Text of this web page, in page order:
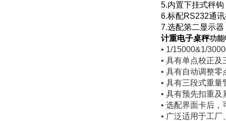
5.内置下挂式秤
6.标配RS232通
7.选配第二显示
计重电子桌秤功
• 1/15000&1/
• 具有单点校正及
• 具有自动调整零
• 具有三段式重量
• 具有预先扣重及
• 选配界面卡后，
• 广泛适用于工厂